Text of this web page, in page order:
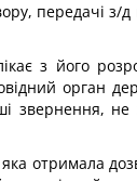
передачі з/
з його
орган
звернення, не
отримала